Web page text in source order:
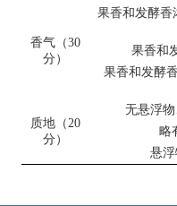
香气（30
分）
果香和发酵香
果香和
果香和发酵
质地（20
分）
无悬浮物
略
悬浮